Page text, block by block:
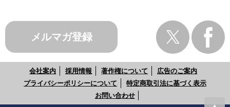
メルマガ登録
会社案内 採用情報 著作権について
広告のご案内
プライバシーポリシーについて
特定商取引法に基づく表示
お問い合わせ